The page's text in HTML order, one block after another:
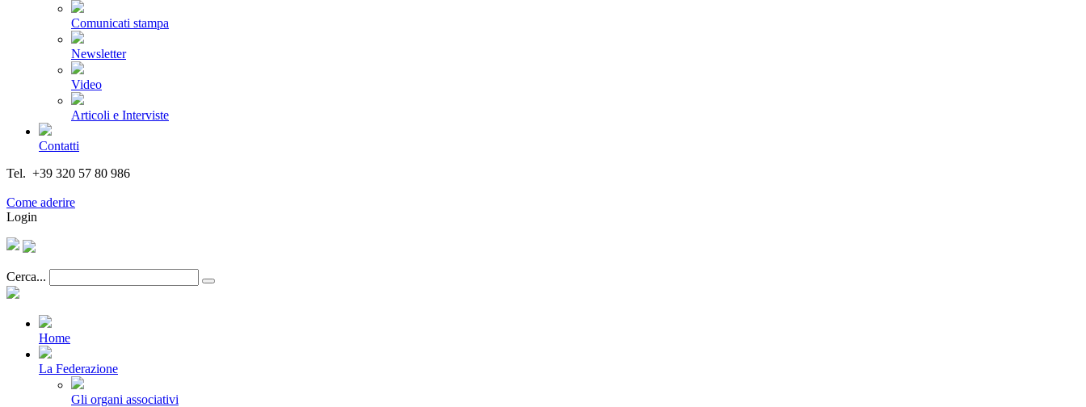
Comunicati stampa
Newsletter
Video
Articoli e Interviste
Contatti
Tel. +39 320 57 80 986
Come aderire
Login
Cerca...
Home
La Federazione
Gli organi associativi